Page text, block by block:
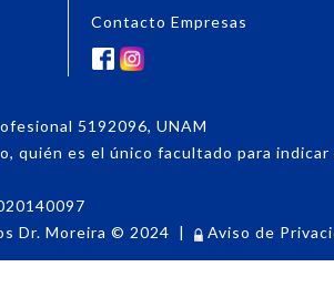
Contacto Empresas
5192096, UNAM
quién es el único facultado para
Dr. Moreira © 2024 | Aviso de